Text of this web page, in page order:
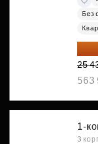
Без
23
25
563
1-
3